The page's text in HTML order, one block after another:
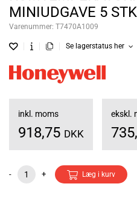
MINIUDGAVE 5
Varenummer: T7470A1009
Se lagerstatus her
inkl. moms
918,75 DKK
ekskl.
- + Læg i kurv